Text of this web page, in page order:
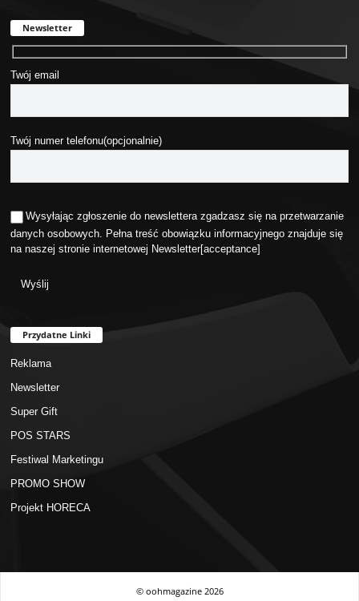
Newsletter
Twój email
Twój numer telefonu(opcjonalnie)
Wysyłając zgłoszenie do newslettera zgadzasz się na przetwarzanie
danych osobowych. Pełna treść obowiązku informacyjnego znajduje się
na naszej stronie internetowej Newsletter[acceptance]
Przydatne Linki
Reklama
Newsletter
Super Gift
POS STARS
Festiwal Marketingu
PROMO SHOW
Projekt HORECA
© oohmagazine2026